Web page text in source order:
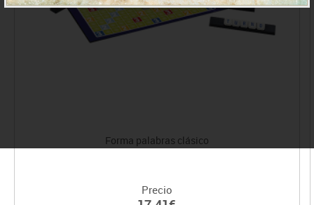
Forma palabras clásico
Precio